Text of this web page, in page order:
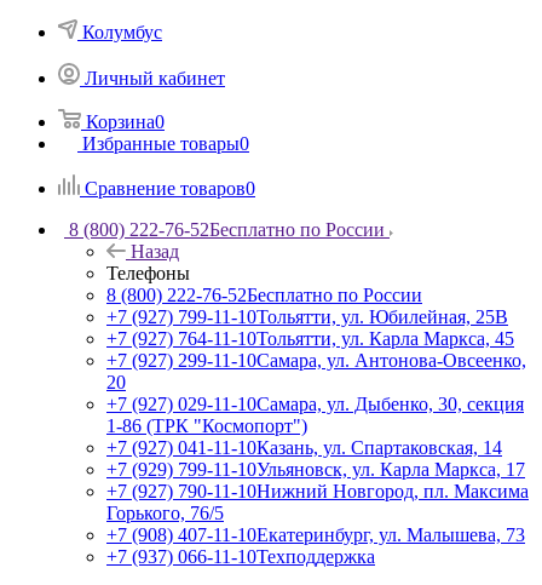
Колумбус
Личный кабинет
Корзина0
Избранные товары0
Сравнение товаров0
8 (800) 222-76-52Бесплатно по России
Назад
Телефоны
8 (800) 222-76-52Бесплатно по России
+7 (927) 799-11-10Тольятти, ул. Юбилейная, 25В
+7 (927) 764-11-10Тольятти, ул. Карла Маркса, 45
+7 (927) 299-11-10Самара, ул. Антонова-Овсеенко,
20
+7 (927) 029-11-10Самара, ул. Дыбенко, 30, секция
1-86 (ТРК "Космопорт")
+7 (927) 041-11-10Казань, ул. Спартаковская, 14
+7 (929) 799-11-10Ульяновск, ул. Карла Маркса, 17
+7 (927) 790-11-10Нижний Новгород, пл. Максима
Горького, 76/5
+7 (908) 407-11-10Екатеринбург, ул. Малышева, 73
+7 (937) 066-11-10Техподдержка